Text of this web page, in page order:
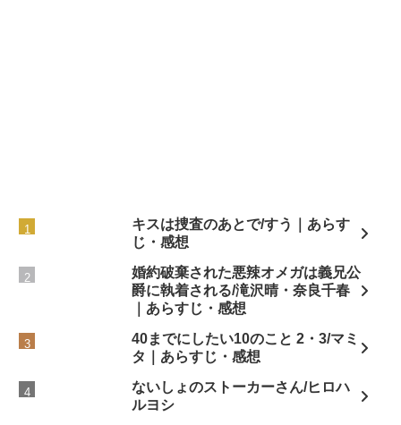
キスは捜査のあとで/すう｜あらす
じ・感想
婚約破棄された悪辣オメガは義兄公
爵に執着される/滝沢晴・奈良千春
｜あらすじ・感想
40までにしたい10のこと 2・3/マミ
タ｜あらすじ・感想
ないしょのストーカーさん/ヒロハ
ルヨシ